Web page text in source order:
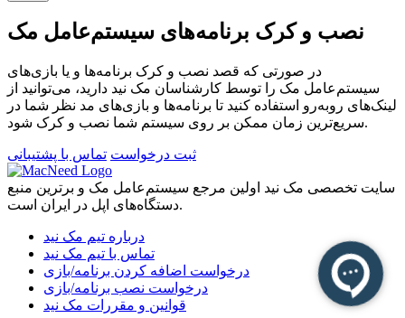
نصب و کرک برنامه‌های سیستم‌عامل مک
در صورتی که قصد نصب و کرک برنامه‌ها و یا بازی‌های
سیستم‌عامل مک را توسط کارشناسان مک نید دارید، می‌توانید از
لینک‌های رو‌به‌رو استفاده کنید تا برنامه‌ها و بازی‌های مد نظر شما در
سریع‌ترین زمان ممکن بر روی سیستم شما نصب و کرک شود.
ثبت درخواست تماس با پشتیبانی
سایت تخصصی مک نید اولین مرجع سیستم‌عامل مک و برترین منبع
دستگاه‌های اپل در ایران است.
درباره تیم مک نید
تماس با تیم مک نید
درخواست اضافه کردن برنامه/بازی
درخواست نصب برنامه/بازی
قوانین و مقررات مک نید